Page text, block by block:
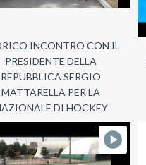
INCONTRO CON IL
PRESIDENTE DELLA
REPUBBLICA SERGIO
MATTARELLA PER LA
DI HOCKEY